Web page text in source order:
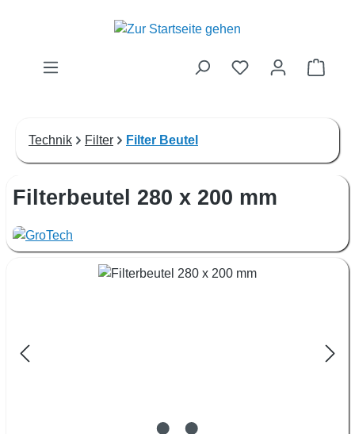
Zum Hauptinhalt springen
Technik Filter Filter Beutel
Filterbeutel 280 x 200 mm
Bildergalerie überspringen